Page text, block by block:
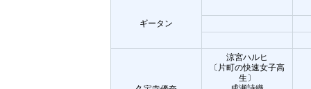
ギータン
涼宮ハルヒ
〔片町の快速女子高
生〕